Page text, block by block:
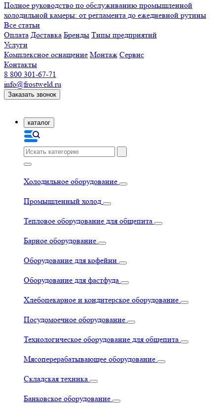
Полное руководство по обслуживанию промышленной
холодильной камеры: от регламента до ежедневной рутины
Все статьи
Оплата Доставка Бренды Типы предприятий
Услуги
Комплексное оснащение Монтаж Сервис
Контакты
8 800 301-67-71
info@frostweld.ru
Заказать звонок
каталог
Холодильное оборудование
Промышленный холод
Тепловое оборудование для общепита
Барное оборудование
Оборудование для кофейни
Оборудование для фастфуда
Хлебопекарное и кондитерское оборудование
Посудомоечное оборудование
Технологическое оборудование для общепита
Мясоперерабатывающее оборудование
Складская техника
Банковское оборудование